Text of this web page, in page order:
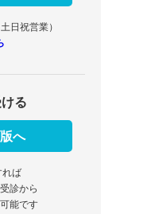
日祝営業）
る
へ
れば
診から
能です